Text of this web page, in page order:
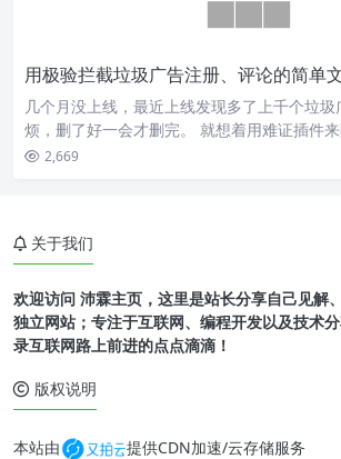
用极验拦截垃圾广告注册、评论的简单文
几个月没上线，最近上线发现多了上千个垃
烦，删了好一会才删完。 就想着用难证插件
2,669
关于我们
欢迎访问 沛霖主页，这里是站长分享自己见解
独立网站；专注于互联网、编程开发以及技术
录互联网路上前进的点点滴滴！
版权说明
本站由 提供CDN加速/云存储服务